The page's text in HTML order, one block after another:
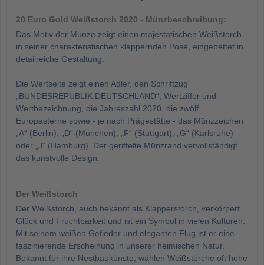
20 Euro Gold Weißstorch 2020 - Münzbeschreibung:
Das Motiv der Münze zeigt einen majestätischen Weißstorch
in seiner charakteristischen klappernden Pose, eingebettet in
detailreiche Gestaltung.
Die Wertseite zeigt einen Adler, den Schriftzug
„BUNDESREPUBLIK DEUTSCHLAND“, Wertziffer und
Wertbezeichnung, die Jahreszahl 2020, die zwölf
Europasterne sowie - je nach Prägestätte - das Münzzeichen
„A“ (Berlin), „D“ (München), „F“ (Stuttgart), „G“ (Karlsruhe)
oder „J“ (Hamburg). Der geriffelte Münzrand vervollständigt
das kunstvolle Design.
Der Weißstorch
Der Weißstorch, auch bekannt als Klapperstorch, verkörpert
Glück und Fruchtbarkeit und ist ein Symbol in vielen Kulturen.
Mit seinem weißen Gefieder und eleganten Flug ist er eine
faszinierende Erscheinung in unserer heimischen Natur.
Bekannt für ihre Nestbaukünste, wählen Weißstörche oft hohe